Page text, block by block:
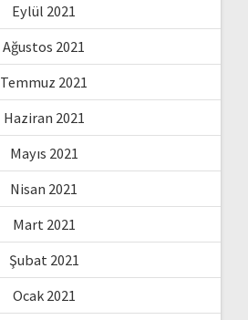
Eylül 2021
Ağustos 2021
Temmuz 2021
Haziran 2021
Mayıs 2021
Nisan 2021
Mart 2021
Şubat 2021
Ocak 2021